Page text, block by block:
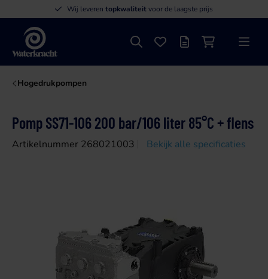
Wij leveren topkwaliteitvoor de laagste prijs
Waterkracht
ZoekenFavorieten
OffertelijstWinkelwagen
Menu
Hogedrukpompen
Pomp SS71-106 200 bar/106 liter 85°C + flens
Artikelnummer 268021003 Bekijk alle specificaties